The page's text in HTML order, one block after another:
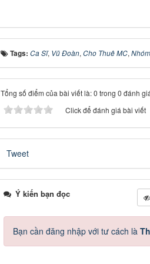
Tags: Ca Sĩ, Vũ Đoàn, Cho Thuê MC,
Tổng số điểm của bài viết là: 0 trong 0 đánh
Click để đánh giá bài viết
Tweet
Ý kiến bạn đọc
Bạn cần đăng nhập với tư cách là